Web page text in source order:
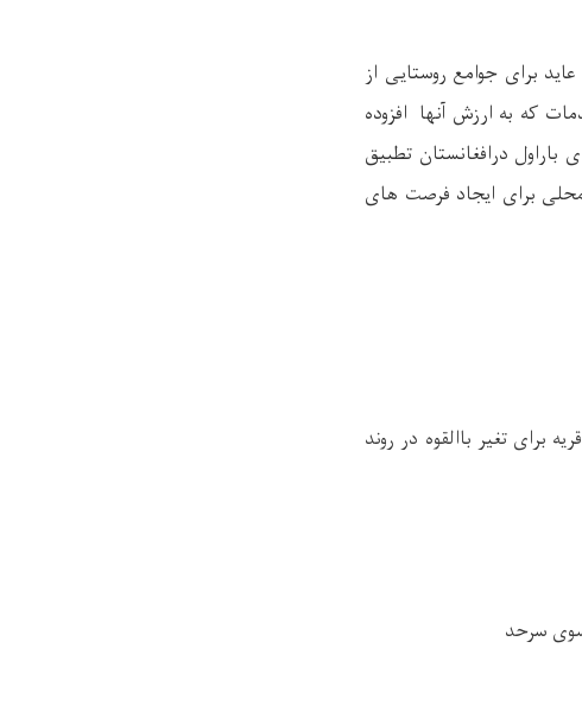
برای جوامع روستایی از
که به ارزش آنها افزوده
درافغانستان تطبیق
محلی برای ایجاد فرصت های
تغیر باالقوه در روند
سرحد